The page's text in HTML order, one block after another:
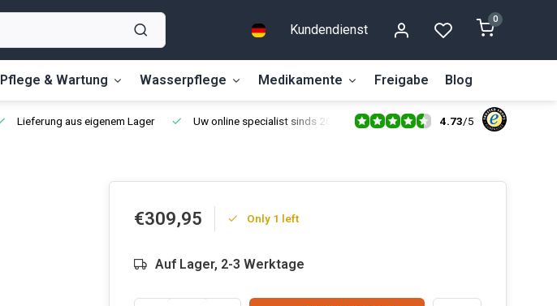
Kundendienst
0
Pflege & Wartung Wasserpflege Medikamente Freigabe Blog
Lieferung aus eigenem Lager Uw online specialist sinds 2014 4.73/5
€309,95 Only 1 left
Auf Lager, 2-3 Werktage